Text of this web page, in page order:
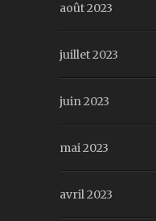
août 2023
juillet 2023
juin 2023
mai 2023
avril 2023